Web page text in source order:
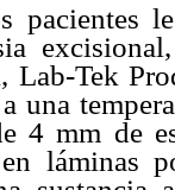
pacientes
Lab-Tek
una
4 mm de
láminas